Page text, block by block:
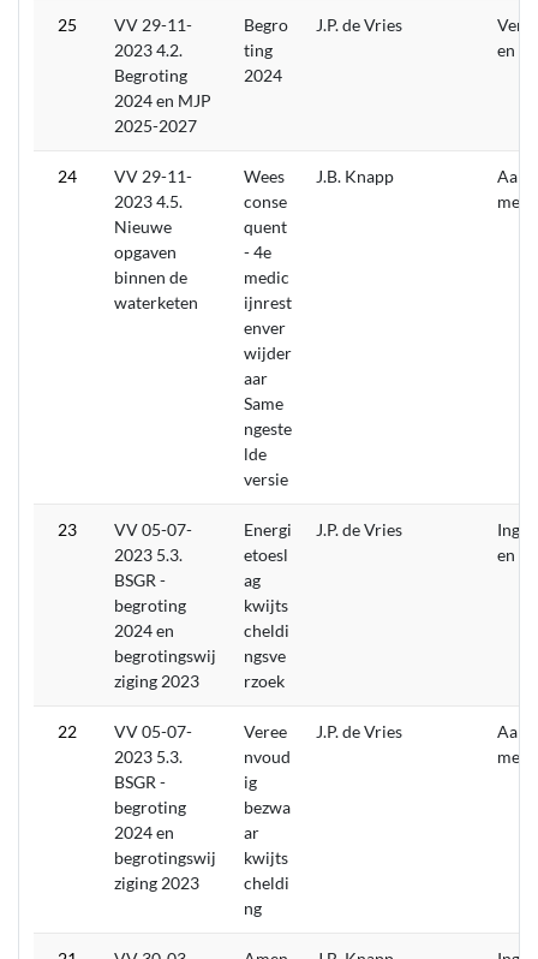
25
VV 29-11-
2023 4.2.
Begroting
2024 en MJP
2025-2027
Begro
ting
2024
J.P. de Vries
en
24
VV 29-11-
2023 4.5.
Nieuwe
opgaven
binnen de
waterketen
Wees
conse
quent
- 4e
medic
ijnrest
enver
wijder
aar
Same
ngeste
lde
versie
J.B. Knapp
men
23
VV 05-07-
2023 5.3.
BSGR -
begroting
2024 en
begrotingswij
ziging 2023
Energi
etoesl
ag
kwijts
cheldi
ngsve
rzoek
J.P. de Vries
en
22
VV 05-07-
2023 5.3.
BSGR -
begroting
2024 en
begrotingswij
ziging 2023
Veree
nvoud
ig
bezwa
ar
kwijts
cheldi
ng
J.P. de Vries
men